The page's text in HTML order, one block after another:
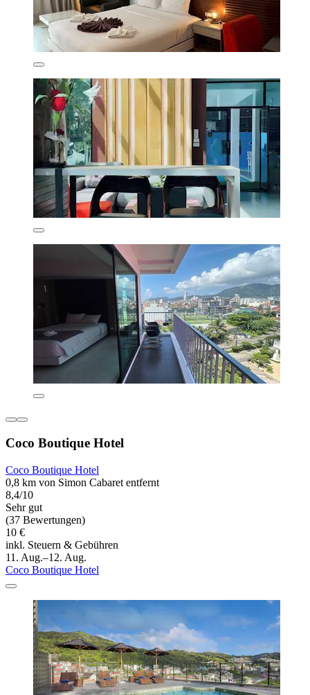
Coco Boutique Hotel
Coco Boutique Hotel
0,8 km von Simon Cabaret entfernt
8,4/10
Sehr gut
(37 Bewertungen)
10 €
inkl. Steuern & Gebühren
11. Aug.–12. Aug.
Coco Boutique Hotel